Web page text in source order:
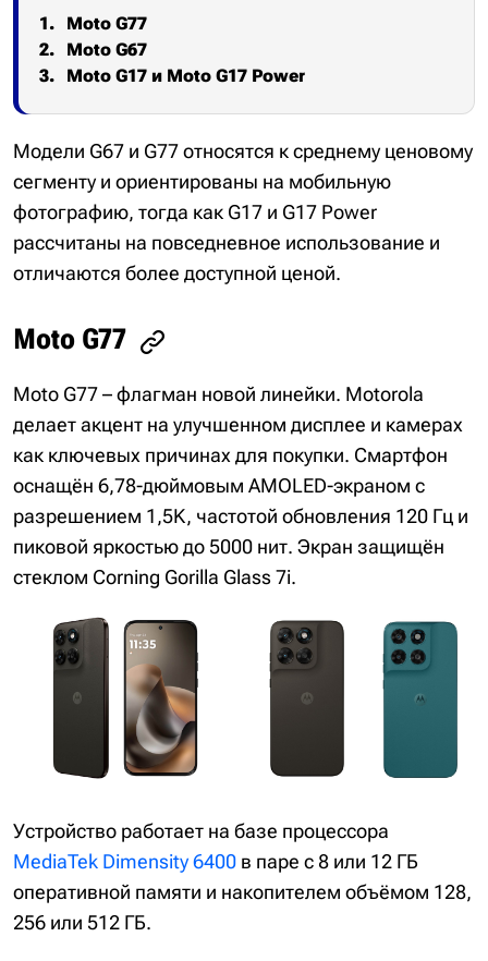
Moto G77
Moto G67
Moto G17 и Moto G17 Power
Модели G67 и G77 относятся к среднему ценовому
сегменту и ориентированы на мобильную
фотографию, тогда как G17 и G17 Power
рассчитаны на повседневное использование и
отличаются более доступной ценой.
Moto G77
Moto G77 – флагман новой линейки. Motorola
делает акцент на улучшенном дисплее и камерах
как ключевых причинах для покупки. Смартфон
оснащён 6,78-дюймовым AMOLED-экраном с
разрешением 1,5K, частотой обновления 120 Гц и
пиковой яркостью до 5000 нит. Экран защищён
стеклом Corning Gorilla Glass 7i.
Устройство работает на базе процессора
MediaTek Dimensity 6400 в паре с 8 или 12 ГБ
оперативной памяти и накопителем объёмом 128,
256 или 512 ГБ.